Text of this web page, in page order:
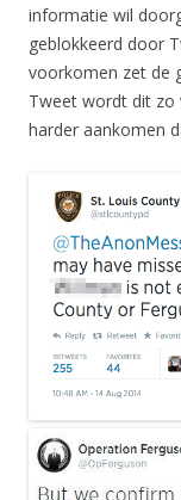
informatie wil
geblokkeerd door
voorkomen zet de
Tweet wordt dit zo
harder aankomen